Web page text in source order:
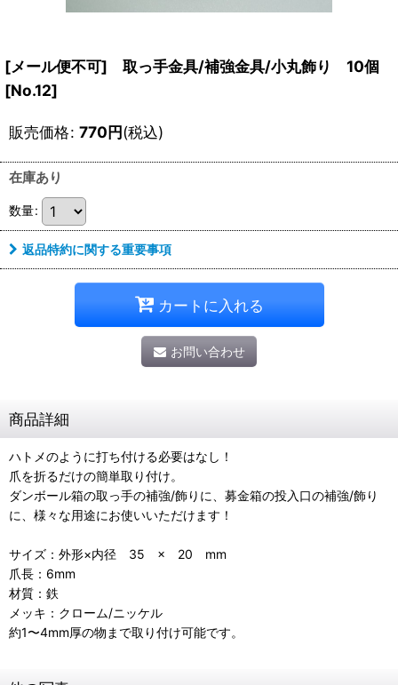
[メール便不可] 取っ手金具/補強金具/小丸飾り 10個
[No.12]
販売価格: 770円(税込)
在庫あり
数量:
返品特約に関する重要事項
カートに入れる
お問い合わせ
商品詳細
ハトメのように打ち付ける必要はなし！
爪を折るだけの簡単取り付け。
ダンボール箱の取っ手の補強/飾りに、募金箱の投入口の補強/飾り
に、様々な用途にお使いいただけます！
サイズ：外形×内径 35 × 20 mm
爪長：6mm
材質：鉄
メッキ：クローム/ニッケル
約1〜4mm厚の物まで取り付け可能です。